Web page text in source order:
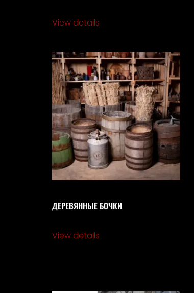
View details
ДЕРЕВЯННЫЕ БОЧКИ
View details